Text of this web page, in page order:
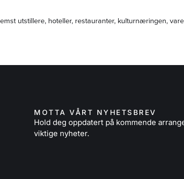
utstillere, hoteller, restauranter, kulturnæringen,
MOTTA VÅRT NYHETSBREV
Hold deg oppdatert på kommende
viktige nyheter.